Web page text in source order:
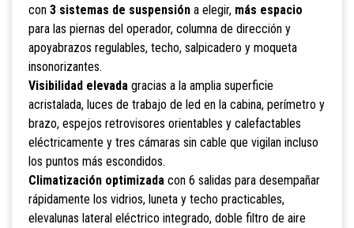
con 3 sistemas de suspensióna elegir, más espacio
para las piernas del operador, columna de dirección y
apoyabrazos regulables, techo, salpicadero y moqueta
insonorizantes.
Visibilidad elevadagracias a la amplia superficie
acristalada, luces de trabajo de led en la cabina, perímetro y
brazo, espejos retrovisores orientables y calefactables
eléctricamente y tres cámaras sin cable que vigilan incluso
los puntos más escondidos.
Climatización optimizadacon 6 salidas para desempañar
rápidamente los vidrios, luneta y techo practicables,
elevalunas lateral eléctrico integrado, doble filtro de aire